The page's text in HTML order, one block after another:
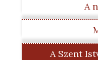
A
A Szent